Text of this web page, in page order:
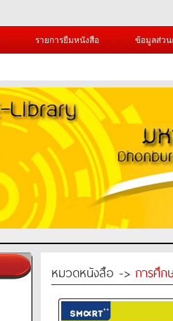
รายการยืมหนังสือ ข้อมูลส่ว
หมวดหนังสือ -> การศึก